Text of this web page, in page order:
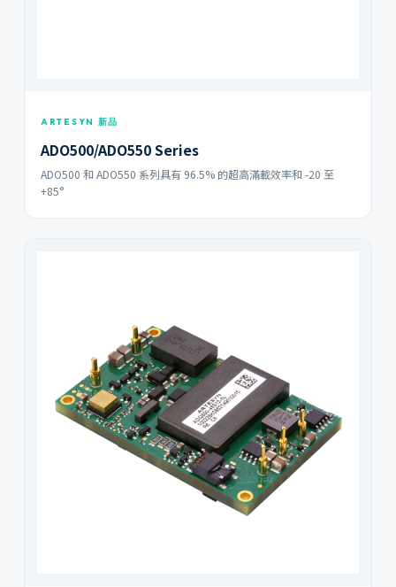
ARTESYN 新品
ADO500/ADO550 Series
ADO500 和 ADO550 系列具有 96.5% 的超高滿載效率和 -20 至
+85°